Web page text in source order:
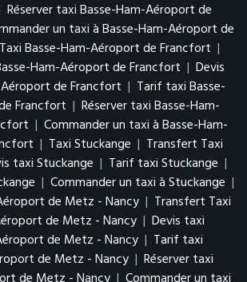
Réserver taxi Basse-Ham-Aéroport de
un taxi à Basse-Ham-Aéroport de
Taxi Basse-Ham-Aéroport de Francfort |
Ham-Aéroport de Francfort | Devis
de Francfort | Tarif taxi Basse-
Francfort | Réserver taxi Basse-Ham-
| Commander un taxi à Basse-Ham-
| Taxi Stuckange | Transfert Taxi
taxi Stuckange | Tarif taxi Stuckange |
| Commander un taxi à Stuckange |
de Metz - Nancy | Transfert Taxi
de Metz - Nancy | Devis taxi
de Metz - Nancy | Tarif taxi
de Metz - Nancy | Réserver taxi